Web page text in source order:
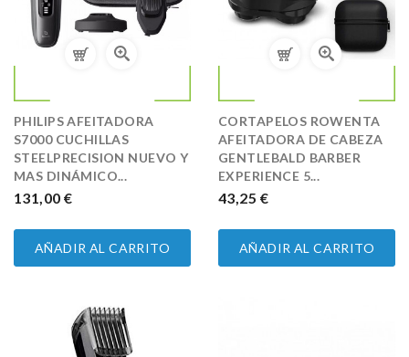
PHILIPS AFEITADORA
S7000 CUCHILLAS
STEELPRECISION NUEVO Y
MAS DINÁMICO...
PRECIO
131,00 €
AÑADIR AL CARRITO
CORTAPELOS ROWENTA
AFEITADORA DE CABEZA
GENTLEBALD BARBER
EXPERIENCE 5...
PRECIO
43,25 €
AÑADIR AL CARRITO